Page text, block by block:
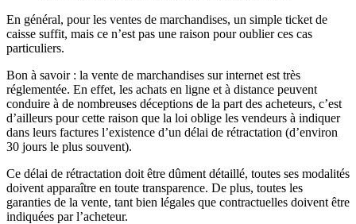
En général, pour les ventes de marchandises, un simple ticket de
caisse suffit, mais ce n’est pas une raison pour oublier ces cas
particuliers.
Bon à savoir : la vente de marchandises sur internet est très
réglementée. En effet, les achats en ligne et à distance peuvent
conduire à de nombreuses déceptions de la part des acheteurs, c’est
d’ailleurs pour cette raison que la loi oblige les vendeurs à indiquer
dans leurs factures l’existence d’un délai de rétractation (d’environ
30 jours le plus souvent).
Ce délai de rétractation doit être dûment détaillé, toutes ses modalités
doivent apparaître en toute transparence. De plus, toutes les
garanties de la vente, tant bien légales que contractuelles doivent être
indiquées par l’acheteur.